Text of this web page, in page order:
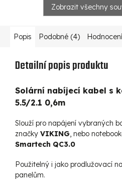
Zobrazit všechny
Popis Podobné (4) Hodnocení
Detailní popis produktu
Solární nabíjecí kabel s
5.5/2.1 0,6m
Slouží pro napájení vybraných
značky VIKING, nebo
Smartech QC3.0
Použitelný i jako prodlužovací
panelům.